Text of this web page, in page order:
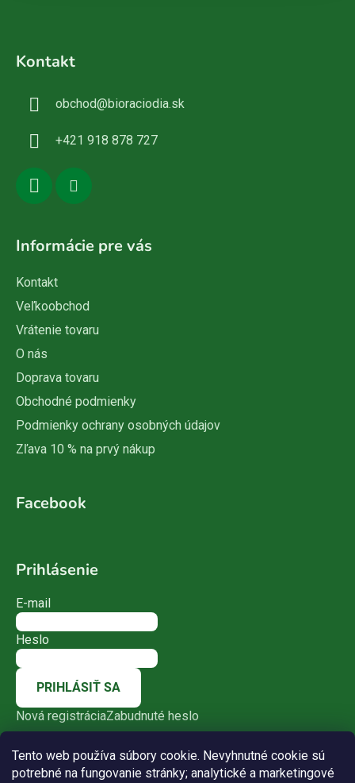
Tento web používa súbory cookie. Nevyhnutné cookie sú
potrebné na fungovanie stránky; analytické a marketingové
Kontakt
obchod@bioraciodia.sk
+421 918 878 727
Informácie pre vás
Kontakt
Veľkoobchod
Vrátenie tovaru
O nás
Doprava tovaru
Obchodné podmienky
Podmienky ochrany osobných údajov
Zľava 10 % na prvý nákup
Facebook
Prihlásenie
E-mail
Heslo
PRIHLÁSIŤ SA
Nová registráciaZabudnuté heslo